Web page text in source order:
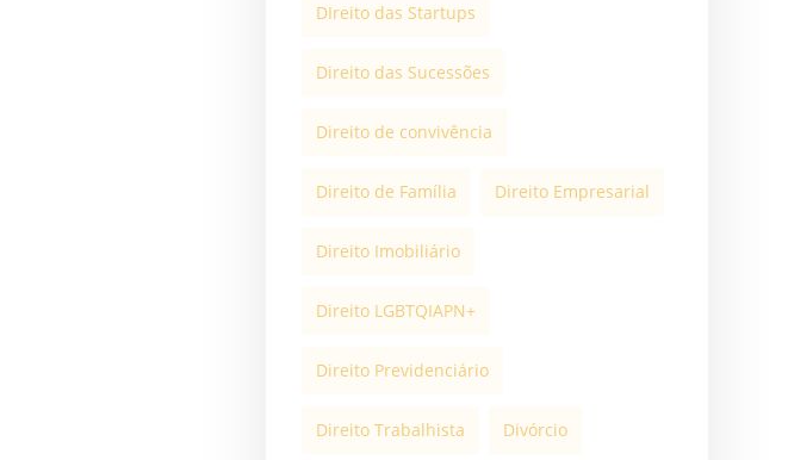
DIreito das Startups
Direito das Sucessões
Direito de convivência
Direito de Família Direito Empresarial
Direito Imobiliário
Direito LGBTQIAPN+
Direito Previdenciário
Direito Trabalhista Divórcio